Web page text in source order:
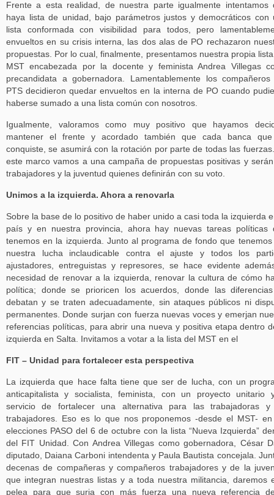
Frente a esta realidad, de nuestra parte igualmente intentamos
haya lista de unidad, bajo parámetros justos y democráticos con
lista conformada con visibilidad para todos, pero
envueltos en su crisis interna, las dos alas de PO rechazaron
propuestas. Por lo cual, finalmente, presentamos nuestra propia
MST encabezada por la docente y feminista Andrea Villegas
precandidata a gobernadora. Lamentablemente los
PTS decidieron quedar envueltos en la interna de PO cuando
haberse sumado a una lista común con nosotros.
Igualmente, valoramos como muy positivo que hayamos
mantener el frente y acordado también que cada banca
conquiste, se asumirá con la rotación por parte de todas las
este marco vamos a una campaña de propuestas positivas y
trabajadores y la juventud quienes definirán con su voto.
Unimos a la izquierda. Ahora a renovarla
Sobre la base de lo positivo de haber unido a casi toda la izquierda
país y en nuestra provincia, ahora hay nuevas tareas políticas
tenemos en la izquierda. Junto al programa de fondo que
nuestra lucha inclaudicable contra el ajuste y todos los
ajustadores, entreguistas y represores, se hace evidente
necesidad de renovar a la izquierda, renovar la cultura de cómo
política; donde se prioricen los acuerdos, donde las
debatan y se traten adecuadamente, sin ataques públicos ni
permanentes. Donde surjan con fuerza nuevas voces y emerjan
referencias políticas, para abrir una nueva y positiva etapa dentro
izquierda en Salta. Invitamos a votar a la lista del MST en el
FIT – Unidad para fortalecer esta perspectiva
La izquierda que hace falta tiene que ser de lucha, con un
anticapitalista y socialista, feminista, con un proyecto unitario
servicio de fortalecer una alternativa para las trabajadoras y
trabajadores. Eso es lo que nos proponemos -desde el MST-
elecciones PASO del 6 de octubre con la lista “Nueva Izquierda”
del FIT Unidad. Con Andrea Villegas como gobernadora, César
diputado, Daiana Carboni intendenta y Paula Bautista concejala.
decenas de compañeras y compañeros trabajadores y de la
que integran nuestras listas y a toda nuestra militancia, daremos
pelea para que surja con más fuerza una nueva referencia